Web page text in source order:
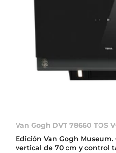
Van Gogh DVT 78660 TOS
Edición Van Gogh
vertical de 70 cm y control